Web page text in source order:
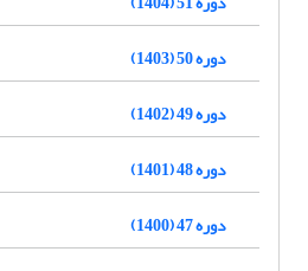
دوره 50 (1403)
دوره 49 (1402)
دوره 48 (1401)
دوره 47 (1400)